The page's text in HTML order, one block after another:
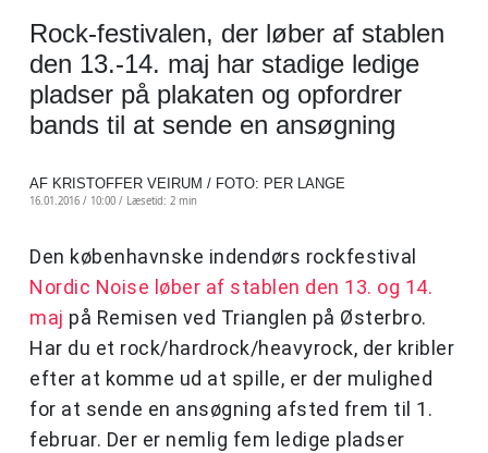
Rock-festivalen, der løber af stablen
den 13.-14. maj har stadige ledige
pladser på plakaten og opfordrer
bands til at sende en ansøgning
AF KRISTOFFER VEIRUM / FOTO: PER LANGE
16.01.2016 / 10:00 / Læsetid: 2 min
Den københavnske indendørs rockfestival
Nordic Noise løber af stablen den 13. og 14.
maj på Remisen ved Trianglen på Østerbro.
Har du et rock/hardrock/heavyrock, der kribler
efter at komme ud at spille, er der mulighed
for at sende en ansøgning afsted frem til 1.
februar. Der er nemlig fem ledige pladser